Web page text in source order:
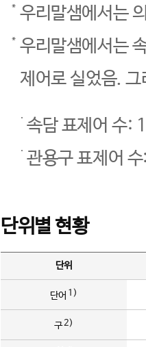
우리말샘에서는
우리말샘에서는
제어로 실었음.
속담 표제어 수:
관용구 표제어
단위별 현황
단위
단어 1)
구2)